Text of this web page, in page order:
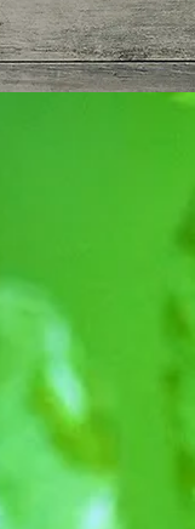
- Общее собрание
Сад"